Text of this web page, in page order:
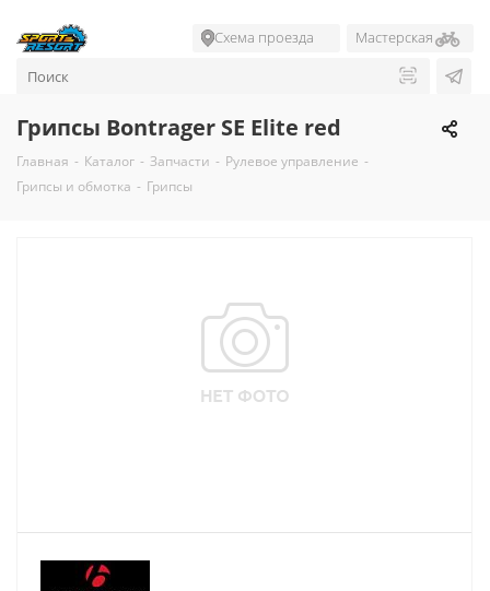
Схема проезда Мастерская
Грипсы Bontrager SE Elite red
Главная - Каталог - Запчасти - Рулевое управление -
Грипсы и обмотка - Грипсы